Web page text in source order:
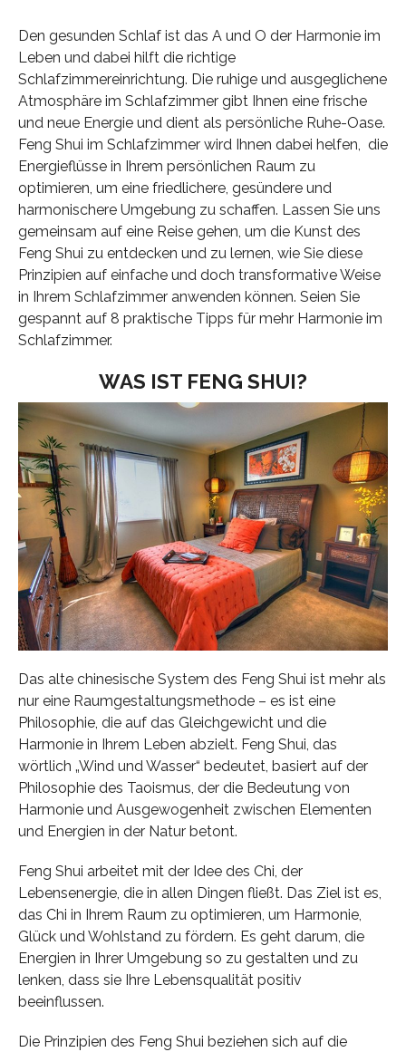
Den gesunden Schlaf ist das A und O der Harmonie im
Leben und dabei hilft die richtige
Schlafzimmereinrichtung. Die ruhige und ausgeglichene
Atmosphäre im Schlafzimmer gibt Ihnen eine frische
und neue Energie und dient als persönliche Ruhe-Oase.
Feng Shui im Schlafzimmer wird Ihnen dabei helfen, die
Energieflüsse in Ihrem persönlichen Raum zu
optimieren, um eine friedlichere, gesündere und
harmonischere Umgebung zu schaffen. Lassen Sie uns
gemeinsam auf eine Reise gehen, um die Kunst des
Feng Shui zu entdecken und zu lernen, wie Sie diese
Prinzipien auf einfache und doch transformative Weise
in Ihrem Schlafzimmer anwenden können. Seien Sie
gespannt auf 8 praktische Tipps für mehr Harmonie im
Schlafzimmer.
WAS IST FENG SHUI?
Das alte chinesische System des Feng Shui ist mehr als
nur eine Raumgestaltungsmethode – es ist eine
Philosophie, die auf das Gleichgewicht und die
Harmonie in Ihrem Leben abzielt. Feng Shui, das
wörtlich „Wind und Wasser“ bedeutet, basiert auf der
Philosophie des Taoismus, der die Bedeutung von
Harmonie und Ausgewogenheit zwischen Elementen
und Energien in der Natur betont.
Feng Shui arbeitet mit der Idee des Chi, der
Lebensenergie, die in allen Dingen fließt. Das Ziel ist es,
das Chi in Ihrem Raum zu optimieren, um Harmonie,
Glück und Wohlstand zu fördern. Es geht darum, die
Energien in Ihrer Umgebung so zu gestalten und zu
lenken, dass sie Ihre Lebensqualität positiv
beeinflussen.
Die Prinzipien des Feng Shui beziehen sich auf die